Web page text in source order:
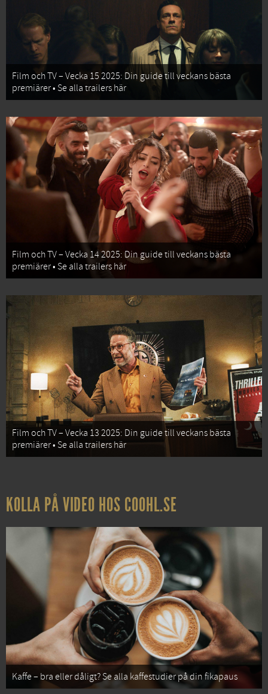
Film och TV – Vecka 15 2025: Din guide till veckans bästa
premiärer • Se alla trailers här
Film och TV – Vecka 14 2025: Din guide till veckans bästa
premiärer • Se alla trailers här
Film och TV – Vecka 13 2025: Din guide till veckans bästa
premiärer • Se alla trailers här
KOLLA PÅ VIDEO HOS COOHL.SE
Kaffe – bra eller dåligt? Se alla kaffestudier på din fikapaus